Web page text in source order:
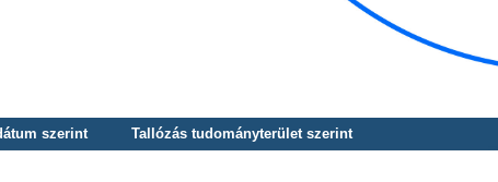
szerint
Tallózás tudományterület szerint